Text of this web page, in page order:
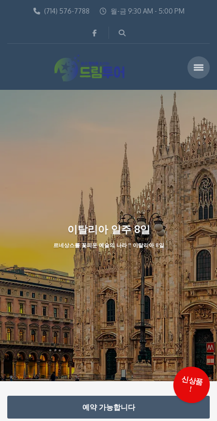
(714) 576-7788 월-금 9:30 AM - 5:00 PM
이탈리아 일주 8일
르네상스를 꽃피운 예술의 나라 !! 이탈리아 8일
예약 가능합니다
신
상
품
!